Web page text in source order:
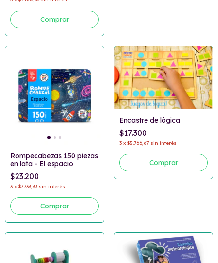
Rompecabezas 150 piezas
en lata - El espacio
$23.200
3 x $7.733,33 sin interés
Encastre de lógica
$17.300
3 x $5.766,67 sin interés